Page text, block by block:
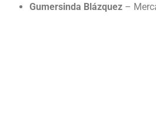
Gumersinda Blázquez –